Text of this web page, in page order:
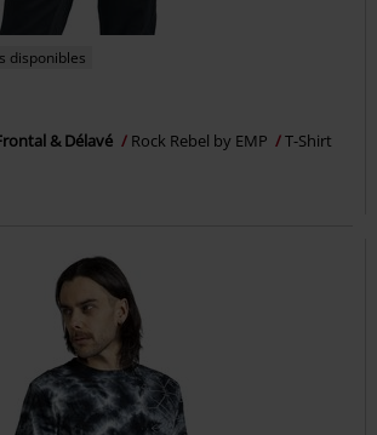
disponibles
& Délavé Rock Rebel by EMP
T-Shirt